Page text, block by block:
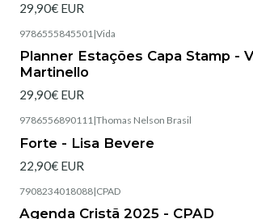
29,90€ EUR
9786555845501|Vida
Planner Estações Capa Stamp -
Martinello
29,90€ EUR
9786556890111|Thomas Nelson Brasil
Forte - Lisa Bevere
22,90€ EUR
7908234018088|CPAD
Agenda Cristã 2025 - CPAD